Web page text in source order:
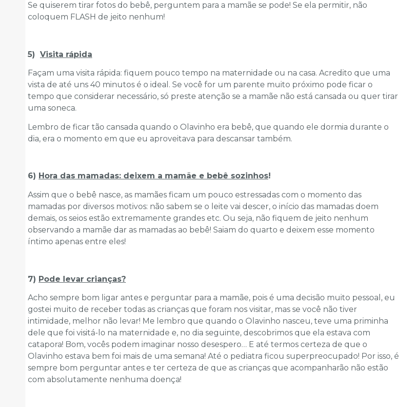
Se quiserem tirar fotos do bebê, perguntem para a mamãe se pode! Se ela permitir, não
coloquem FLASH de jeito nenhum!
5) Visita rápida
Façam uma visita rápida: fiquem pouco tempo na maternidade ou na casa. Acredito que uma
vista de até uns 40 minutos é o ideal. Se você for um parente muito próximo pode ficar o
tempo que considerar necessário, só preste atenção se a mamãe não está cansada ou quer tirar
uma soneca.
Lembro de ficar tão cansada quando o Olavinho era bebê, que quando ele dormia durante o
dia, era o momento em que eu aproveitava para descansar também.
6) Hora das mamadas: deixem a mamãe e bebê sozinhos!
Assim que o bebê nasce, as mamães ficam um pouco estressadas com o momento das
mamadas por diversos motivos: não sabem se o leite vai descer, o início das mamadas doem
demais, os seios estão extremamente grandes etc. Ou seja, não fiquem de jeito nenhum
observando a mamãe dar as mamadas ao bebê! Saiam do quarto e deixem esse momento
íntimo apenas entre eles!
7) Pode levar crianças?
Acho sempre bom ligar antes e perguntar para a mamãe, pois é uma decisão muito pessoal, eu
gostei muito de receber todas as crianças que foram nos visitar, mas se você não tiver
intimidade, melhor não levar! Me lembro que quando o Olavinho nasceu, teve uma priminha
dele que foi visitá-lo na maternidade e, no dia seguinte, descobrimos que ela estava com
catapora! Bom, vocês podem imaginar nosso desespero… E até termos certeza de que o
Olavinho estava bem foi mais de uma semana! Até o pediatra ficou superpreocupado! Por isso, é
sempre bom perguntar antes e ter certeza de que as crianças que acompanharão não estão
com absolutamente nenhuma doença!